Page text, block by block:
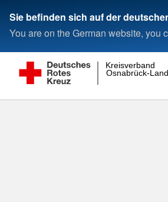
Sie befinden sich auf der
You are on the German website, you
Osnabrück-
Kreisverband